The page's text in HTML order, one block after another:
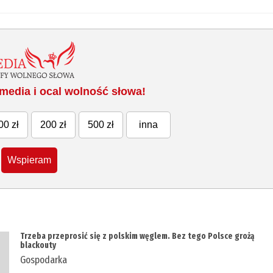
i ocal wolność słowa!
zł 200 zł 500 zł inna
Wspieram
Trzeba przeprosić się z polskim węglem. Bez tego Polsce grożą
blackouty
Gospodarka